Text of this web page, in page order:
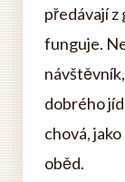
předávají z
funguje.
dobrého
chová,
oběd.